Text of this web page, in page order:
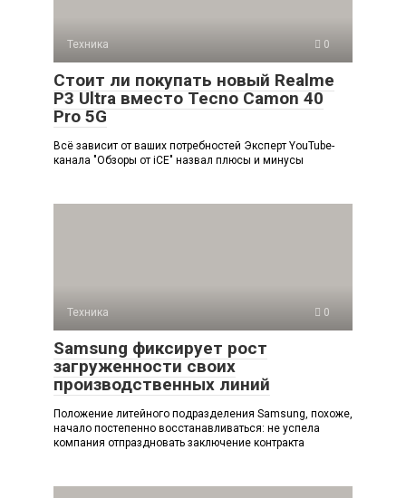
Техника 0
Стоит ли покупать новый Realme
P3 Ultra вместо Tecno Camon 40
Pro 5G
Всё зависит от ваших потребностей Эксперт YouTube-
канала "Обзоры от iCE" назвал плюсы и минусы
Техника 0
Samsung фиксирует рост
загруженности своих
производственных линий
Положение литейного подразделения Samsung, похоже,
начало постепенно восстанавливаться: не успела
компания отпраздновать заключение контракта